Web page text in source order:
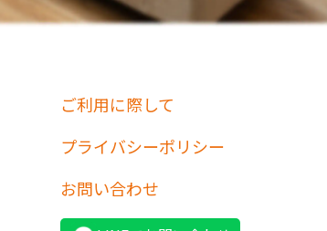
ご利用に際して
プライバシーポリシー
お問い合わせ